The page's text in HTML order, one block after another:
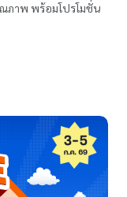
ภาพ พร้อมโปรโมชั่น